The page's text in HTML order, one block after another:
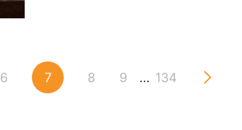
6 7 8 9 … 134